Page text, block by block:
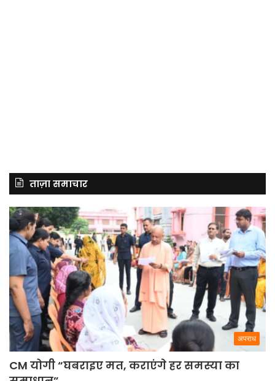
ताज़ा समाचार
अपराध
CM योगी “घबराइए मत, कराएंगे हर समस्या का